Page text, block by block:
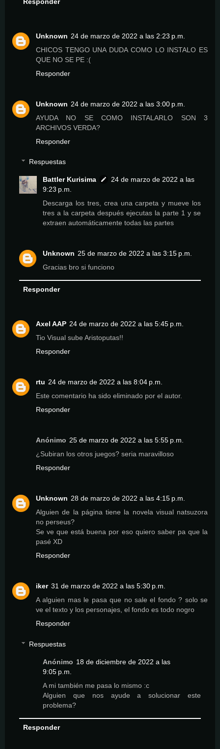
Unknown 24 de marzo de 2022 a las 2:23 p.m.
CHICOS TENGO UNA DUDA COMO LO INSTALO ES
QUE NO SE PE :(
Responder
Unknown 24 de marzo de 2022 a las 3:00 p.m.
AYUDA NO SE COMO INSTALARLO SON 3
ARCHIVOS VERDA?
Responder
Respuestas
Battler Kurisima
24 de marzo de 2022 a las
9:23 p.m.
Descarga los tres, crea una carpeta y mueve los
tres a la carpeta después ejecutas la parte 1 y se
extraen automáticamente todas las partes
Unknown 25 de marzo de 2022 a las 3:15 p.m.
Gracias bro si funciono
Responder
Axel AAP 24 de marzo de 2022 a las 5:45 p.m.
Tio Visual sube Aristoputas!!
Responder
rtu 24 de marzo de 2022 a las 8:04 p.m.
Este comentario ha sido eliminado por el autor.
Responder
Anónimo 25 de marzo de 2022 a las 5:55 p.m.
¿Subiran los otros juegos? seria maravilloso
Responder
Unknown 28 de marzo de 2022 a las 4:15 p.m.
Alguien de la página tiene la novela visual natsuzora
no perseus?
Se ve que está buena por eso quiero saber pa que la
pasé XD
Responder
iker 31 de marzo de 2022 a las 5:30 p.m.
A alguien mas le pasa que no sale el fondo ? solo se
ve el texto y los personajes, el fondo es todo nogro
Responder
Respuestas
Anónimo 18 de diciembre de 2022 a las
9:05 p.m.
A mi también me pasa lo mismo :c
Alguien que nos ayude a solucionar este
problema?
Responder